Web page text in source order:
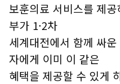
보훈의료 서비스를 제
부가 1·2차
세계대전에서 함께 싸
자에게 이미 이 같은
혜택을 제공할 수 있게